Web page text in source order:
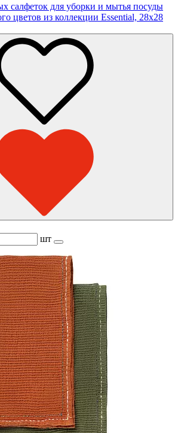
салфеток для уборки и мытья посуды
цветов из коллекции Essential, 28х28
шт